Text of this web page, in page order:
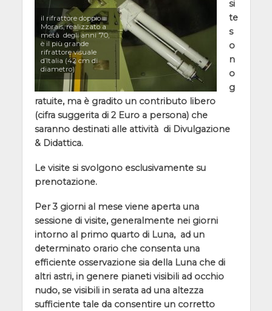
il rifrattore doppio
Morais, realizzato a
metà degli anni ’70,
è il più grande
rifrattore visuale
d’Italia (42 cm di
diametro)
si
te
s
o
n
o
g
ratuite, ma è gradito un contributo libero
(cifra suggerita di 2 Euro a persona) che
saranno destinati alle attività di Divulgazione
& Didattica.
Le visite si svolgono esclusivamente su
prenotazione.
Per 3 giorni al mese viene aperta una
sessione di visite, generalmente nei giorni
intorno al primo quarto di Luna, ad un
determinato orario che consenta una
efficiente osservazione sia della Luna che di
altri astri, in genere pianeti visibili ad occhio
nudo, se visibili in serata ad una altezza
sufficiente tale da consentire un corretto